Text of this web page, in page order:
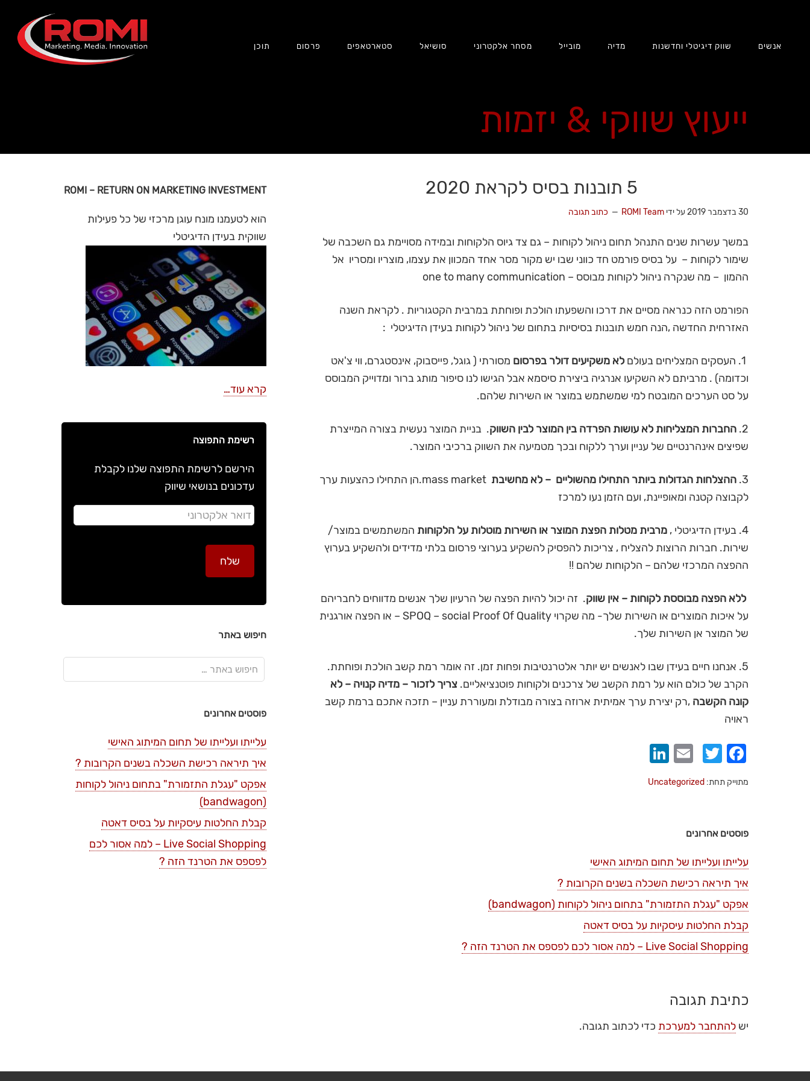
אנשים שווק דיגיטלי וחדשנות מדיה מובייל מסחר אלקטרוני סושיאל סטארטאפים פרסום תוכן
ייעוץ שווקי & יזמות
5 תובנות בסיס לקראת 2020
30 בדצמבר 2019 על ידי ROMI Team כתוב תגובה
במשך עשרות שנים התנהל תחום ניהול לקוחות – גם צד גיוס הלקוחות ובמידה מסויימת גם השכבה של
שימור לקוחות – על בסיס פורמט חד כווני שבו יש מקור מסר אחד המכוון את עצמו, מוצריו ומסריו אל
ההמון – מה שנקרה ניהול לקוחות מבוסס – one to many communication
הפורמט הזה כנראה מסיים את דרכו והשפעתו הולכת ופוחתת במרבית הקטגוריות . לקראת השנה
האזרחית החדשה ,הנה חמש תובנות בסיסיות בתחום של ניהול לקוחות בעידן הדיגיטלי :
לא משקיעים דולר בפרסום מסורתי ( גוגל, פייסבוק, אינסטגרם, ווי צ'אט
וכדומה) . מרביתם לא השקיעו אנרגיה ביצירת סיסמא אבל הגישו לנו סיפור מותג ברור ומדוייק המבוסס
על סט הערכים המובטח למי שמשתמש במוצר או השירות שלהם.
2. החברות המצליחות לא עושות הפרדה בין המוצר לבין השווק. בניית המוצר נעשית בצורה המייצרת
שפיצים אינהרנטיים של עניין וערך ללקוח ובכך מטמיעה את השווק ברכיבי המוצר.
3. ההצלחות הגדולות ביותר התחילו מהשוליים – לא מחשיבת
mass market.הן התחילו כהצעות ערך
לקבוצה קטנה ומאופיינת, ועם הזמן נעו למרכז
4. בעידן הדיגיטלי , מרבית מטלות הפצת המוצר או השירות מוטלות על הלקוחות המשתמשים במוצר/
שירות. חברות הרוצות להצליח , צריכות להפסיק להשקיע בערוצי פרסום בלתי מדידים ולהשקיע בערוץ
ההפצה המרכזי שלהם – הלקוחות שלהם !!
ללא הפצה מבוססת לקוחות – אין שווק. זה יכול להיות הפצה של הרעיון שלך אנשים מדווחים לחבריהם
על איכות המוצרים או השירות שלך- מה שקרוי SPOQ – social Proof Of Quality – או הפצה אורגנית
של המוצר אן השירות שלך.
5. אנחנו חיים בעידן שבו לאנשים יש יותר אלטרנטיבות ופחות זמן. זה אומר רמת קשב הולכת ופוחתת.
הקרב של כולם הוא על רמת הקשב של צרכנים ולקוחות פוטנציאליים. צריך לזכור – מדיה קנויה – לא
קונה הקשבה ,רק יצירת ערך אמיתית ארוזה בצורה מבודלת ומעוררת עניין – תזכה אתכם ברמת קשב
ראויה
Facebook
Twitter
Email
מתוייק תחת: Uncategorized
פוסטים אחרונים
עלייתו ועלייתו של תחום המיתוג האישי
איך תיראה רכישת השכלה בשנים הקרובות ?
אפקט "עגלת התזמורת" בתחום ניהול לקוחות (bandwagon)
קבלת החלטות עיסקיות על בסיס דאטה
Live Social Shopping – למה אסור לכם לפספס את הטרנד הזה ?
כתיבת תגובה
יש להתחבר למערכת כדי לכתוב תגובה.
ROMI – RETURN ON MARKETING INVESTMENT
הוא לטעמנו מונח עוגן מרכזי של כל פעילות
שווקית בעידן הדיגיטלי
קרא עוד…
רשימת התפוצה
הירשם לרשימת התפוצה שלנו לקבלת
עדכונים בנושאי שיווק
חיפוש באתר
פוסטים אחרונים
עלייתו ועלייתו של תחום המיתוג האישי
איך תיראה רכישת השכלה בשנים הקרובות ?
אפקט "עגלת התזמורת" בתחום ניהול לקוחות
(bandwagon)
קבלת החלטות עיסקיות על בסיס דאטה
Live Social Shopping – למה אסור לכם
לפספס את הטרנד הזה ?